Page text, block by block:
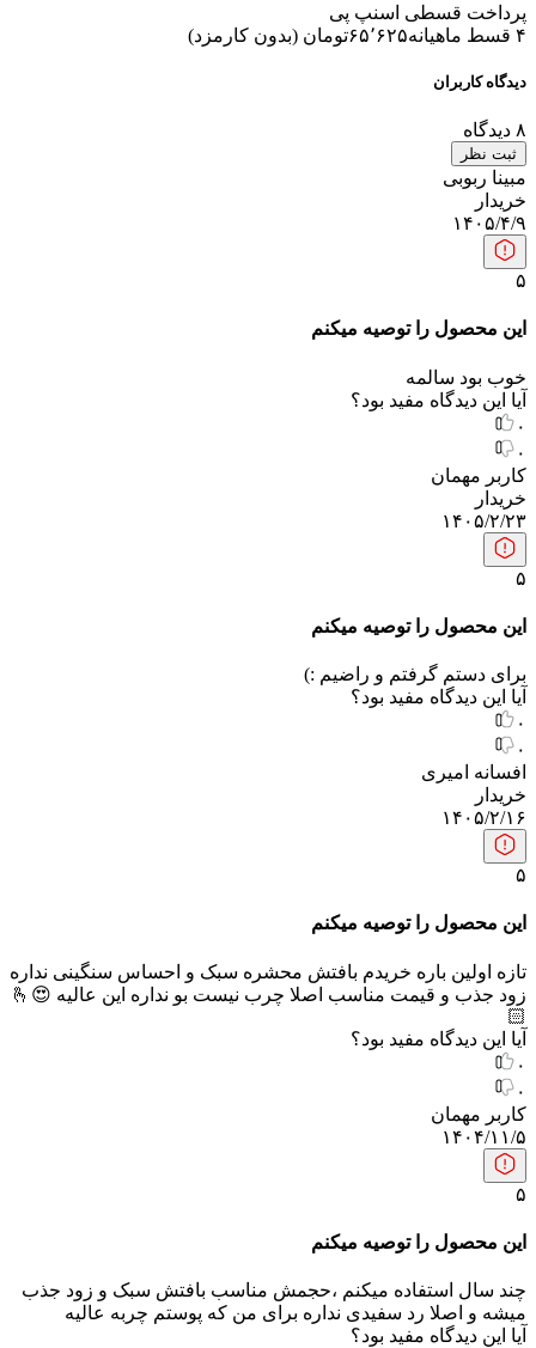
پرداخت قسطی اسنپ پی
۴ قسط ماهیانه
۶۵٬۶۲۵تومان (بدون کارمزد)
دیدگاه کاربران
۸ دیدگاه
ثبت نظر
مبینا ربوبی
خریدار
۱۴۰۵/۴/۹
۵
این محصول را توصیه میکنم
خوب بود سالمه
آیا این دیدگاه مفید بود؟
۰
۰
کاربر مهمان
خریدار
۱۴۰۵/۲/۲۳
۵
این محصول را توصیه میکنم
برای دستم گرفتم و راضیم :)
آیا این دیدگاه مفید بود؟
۰
۰
افسانه امیری
خریدار
۱۴۰۵/۲/۱۶
۵
این محصول را توصیه میکنم
تازه اولین باره خریدم بافتش محشره سبک و احساس سنگینی نداره
زود جذب و قیمت مناسب اصلا چرب نیست بو نداره این عالیه 😍🫰
🏻
آیا این دیدگاه مفید بود؟
۰
۰
کاربر مهمان
۱۴۰۴/۱۱/۵
۵
این محصول را توصیه میکنم
چند سال استفاده میکنم ،حجمش مناسب بافتش سبک و زود جذب
میشه و اصلا رد سفیدی نداره برای من که پوستم چربه عالیه
آیا این دیدگاه مفید بود؟